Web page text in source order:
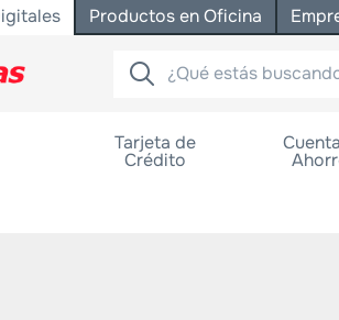
Productos en Oficina
Tarjeta de
Crédito